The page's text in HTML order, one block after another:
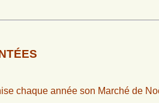
chaque année son Marché de